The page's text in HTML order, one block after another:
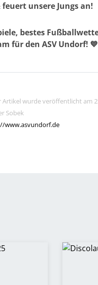
unsere Jungs an!
bestes
für den ASV Undorf!
Artikel wurde veröffentlicht am
Sobek
www.asvundorf.de